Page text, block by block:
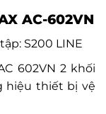
AC-602VN
S200 LINE
602VN 2 khối
hiệu thiết bị vệ